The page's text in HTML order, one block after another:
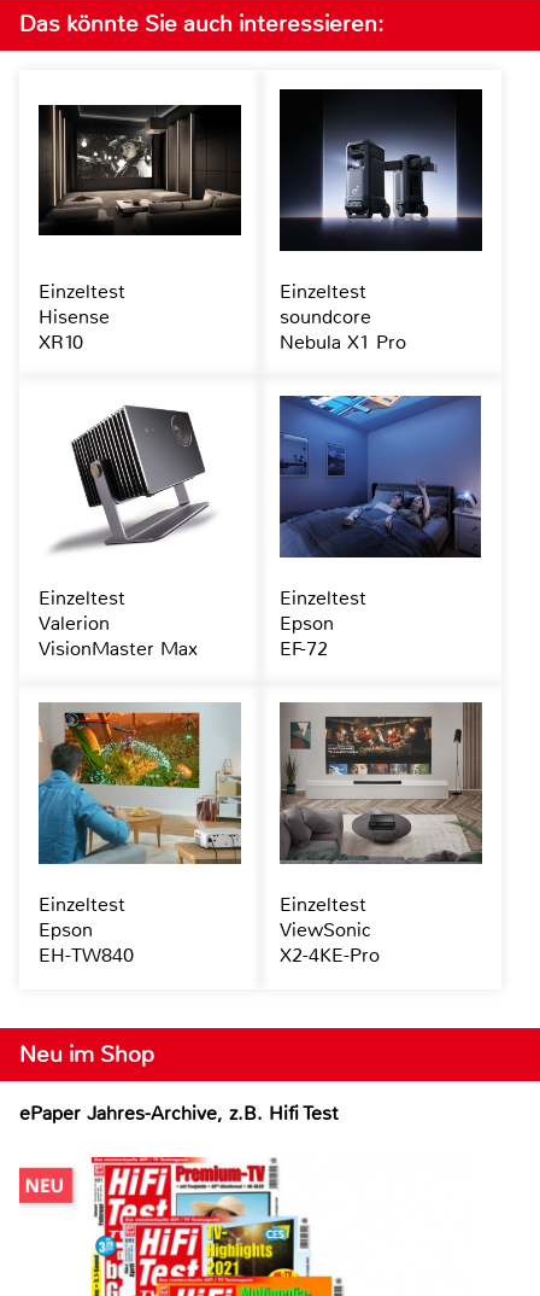
Neu im Shop
ePaper Jahres-Archive, z.B. Hifi Test
Das könnte Sie auch interessieren:
Einzeltest
Hisense
XR10
Einzeltest
soundcore
Nebula X1 Pro
Einzeltest
Valerion
VisionMaster Max
Einzeltest
Epson
EF-72
Einzeltest
Epson
EH-TW840
Einzeltest
ViewSonic
X2-4KE-Pro